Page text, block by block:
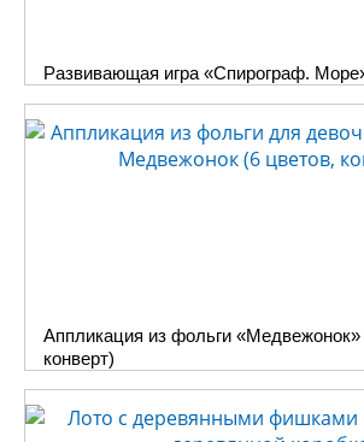
Развивающая игра «Спирограф.
Аппликация из фольги «Медвежонок»
конверт)